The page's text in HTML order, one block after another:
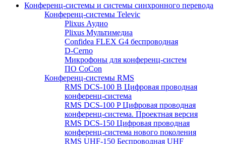
Конференц-системы и системы синхронного перевода
Конференц-системы Televic
Plixus Аудио
Plixus Мультимедиа
Confidea FLEX G4 беспроводная
D-Cerno
Микрофоны для конференц-систем
ПО CoCon
Конференц-системы RMS
RMS DCS-100 B Цифровая проводная
конференц-система
RMS DCS-100 P Цифровая проводная
конференц-система. Проектная версия
RMS DCS-150 Цифровая проводная
конференц-система нового поколения
RMS UHF-150 Беспроводная UHF